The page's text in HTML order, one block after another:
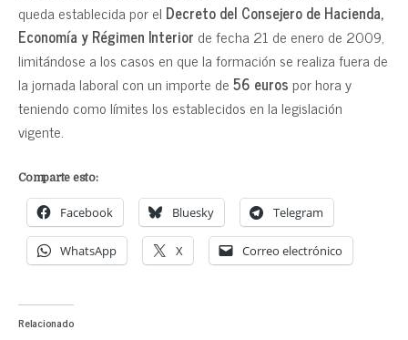
queda establecida por el Decreto del Consejero de Hacienda,
Economía y Régimen Interior de fecha 21 de enero de 2009,
limitándose a los casos en que la formación se realiza fuera de
la jornada laboral con un importe de56 euros por hora y
teniendo como límites los establecidos en la legislación
vigente.
Comparte esto:
Facebook Bluesky Telegram
WhatsApp X Correo electrónico
Relacionado